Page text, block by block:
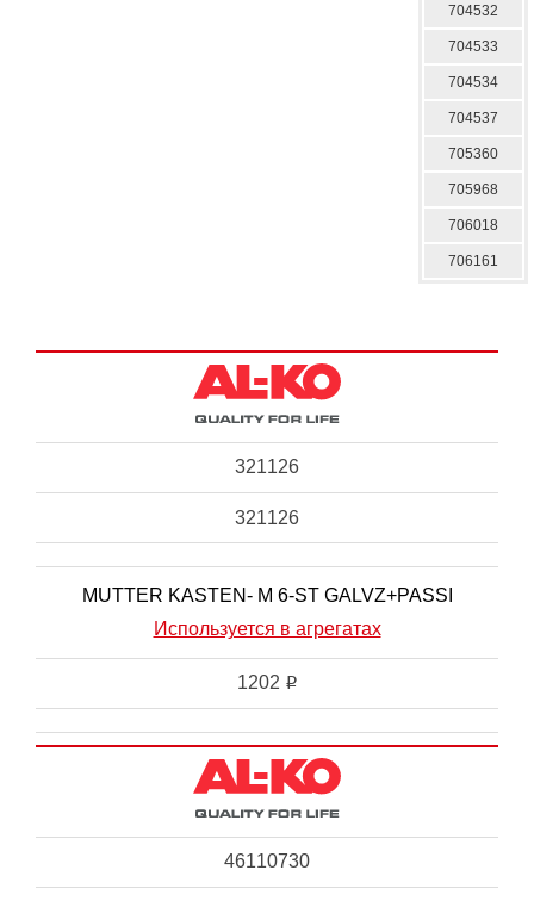
704532
704533
704534
704537
705360
705968
706018
706161
321126
321126
MUTTER KASTEN- M 6-ST GALVZ+PASSI
Используется в агрегатах
1202 i
46110730